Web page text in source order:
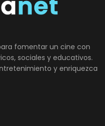
fomentar un cine con
sociales y educativos.
y enriquezca